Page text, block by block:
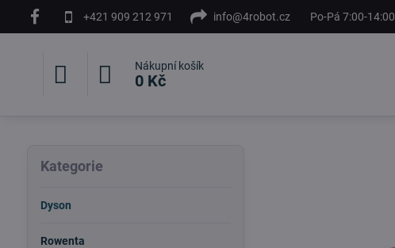
+421 909 212 971 info@4robot.cz Po-Pá 7:00-14:00
Nákupní košík
0 Kč
Kategorie
Dyson
Rowenta